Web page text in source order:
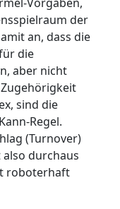
Vorgaben,
der
an, dass die
die
aber nicht
sind die
Regel.
(Turnover)
durchaus
roboterhaft